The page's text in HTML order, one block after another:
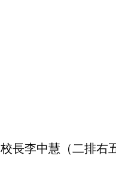
校長李中慧（二排右